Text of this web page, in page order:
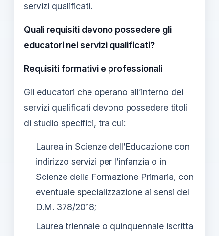
servizi qualificati.
Quali requisiti devono possedere gli
educatori nei servizi qualificati?
Requisiti formativi e professionali
Gli educatori che operano all’interno dei
servizi qualificati devono possedere titoli
di studio specifici, tra cui:
Laurea in Scienze dell’Educazione con
indirizzo servizi per l’infanzia o in
Scienze della Formazione Primaria, con
eventuale specializzazione ai sensi del
D.M. 378/2018;
Laurea triennale o quinquennale iscritta